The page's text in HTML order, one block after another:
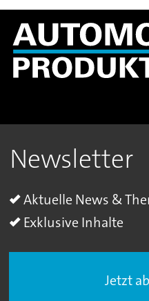
Newsletter
Aktuelle News &
Exklusive Inhalte
Jetzt